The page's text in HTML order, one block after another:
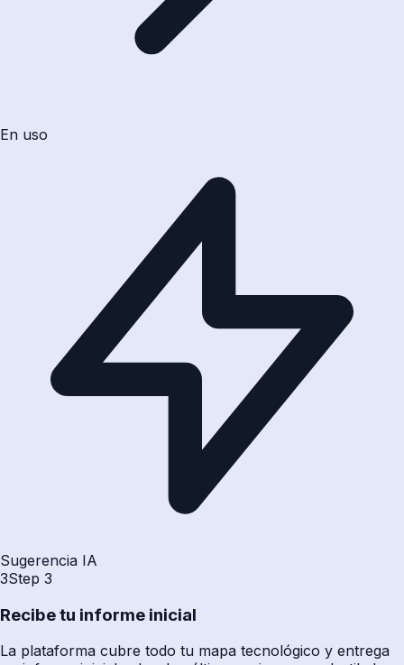
En uso
Sugerencia IA
3Step 3
Recibe tu informe inicial
La plataforma cubre todo tu mapa tecnológico y entrega